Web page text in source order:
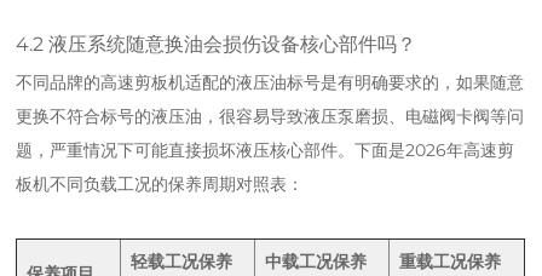
4.2 液压系统随意换油会损伤设备核心部件吗？
不同品牌的高速剪板机适配的液压油标号是有明确要求的，如果随意
更换不符合标号的液压油，很容易导致液压泵磨损、电磁阀卡阀等问
题，严重情况下可能直接损坏液压核心部件。下面是2026年高速剪
板机不同负载工况的保养周期对照表：
轻载工况保养
中载工况保养
重载工况保养